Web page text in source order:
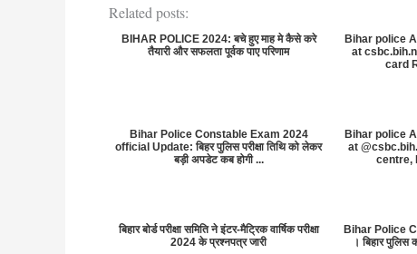
Related posts:
BIHAR POLICE 2024: बचे हुए माह मे कैसे करे
तैयारी और सफलता पूर्वक पाए परिणाम
Bihar police
at
card
Bihar Police Constable Exam 2024
official Update: बिहर पुलिस परीक्षा तिथि को लेकर
बड़ी अपडेट कब होगी ...
Bihar police
at
centre,
बिहार बोर्ड परीक्षा समिति ने इंटर-मैट्रिक वार्षिक परीक्षा
2024 के प्रश्नपत्र जारी
Bihar Police
। बिहार पुलिस